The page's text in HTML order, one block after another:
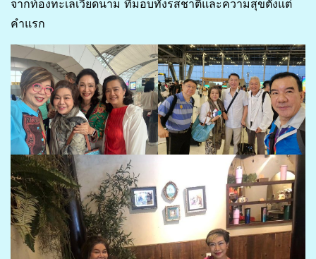
จากท้องทะเลเวียดนาม ที่มอบทั้งรสชาติและความสุขตั้งแต่
คำแรก